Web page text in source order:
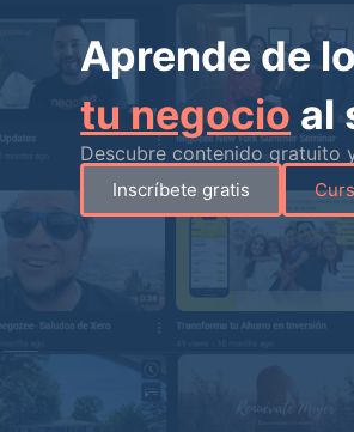
Aprende de
tu negocio al
Descubre contenido gratuito
Inscríbete gratis